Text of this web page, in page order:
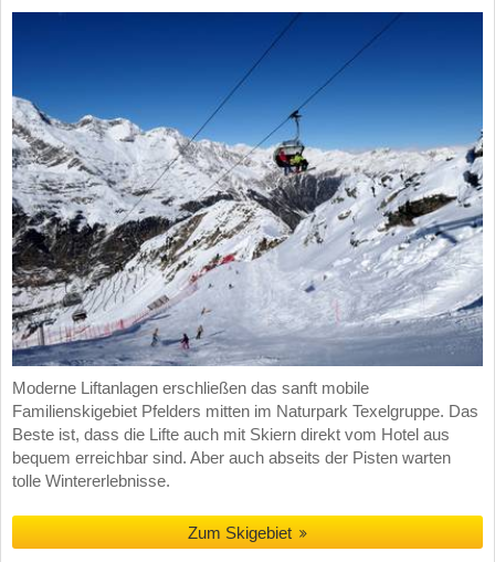
Moderne Liftanlagen erschließen das sanft mobile
Familienskigebiet Pfelders mitten im Naturpark Texelgruppe. Das
Beste ist, dass die Lifte auch mit Skiern direkt vom Hotel aus
bequem erreichbar sind. Aber auch abseits der Pisten warten
tolle Wintererlebnisse.
Zum Skigebiet